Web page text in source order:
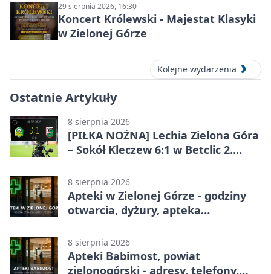
29 sierpnia 2026, 16:30
Koncert Królewski - Majestat Klasyki
w Zielonej Górze
Kolejne wydarzenia
Ostatnie Artykuły
8 sierpnia 2026
[PIŁKA NOŻNA] Lechia Zielona Góra
– Sokół Kleczew 6:1 w Betclic 2.
urządzili sobie festiwal strzelecki
8 sierpnia 2026
Apteki w Zielonej Górze - godziny
otwarcia, dyżury, apteka
8 sierpnia 2026
Apteki Babimost, powiat
zielonogórski - adresy, telefony,